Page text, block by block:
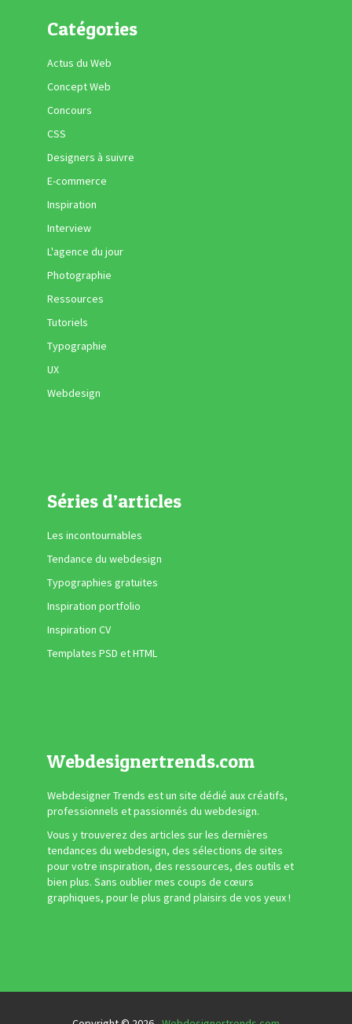
Catégories
Actus du Web
Concept Web
Concours
CSS
Designers à suivre
E-commerce
Inspiration
Interview
L'agence du jour
Photographie
Ressources
Tutoriels
Typographie
UX
Webdesign
Séries d’articles
Les incontournables
Tendance du webdesign
Typographies gratuites
Inspiration portfolio
Inspiration CV
Templates PSD et HTML
Webdesignertrends.com
Webdesigner Trends est un site dédié aux créatifs,
professionnels et passionnés du webdesign.
Vous y trouverez des articles sur les dernières
tendances du webdesign, des sélections de sites
pour votre inspiration, des ressources, des outils et
bien plus. Sans oublier mes coups de cœurs
graphiques, pour le plus grand plaisirs de vos yeux !